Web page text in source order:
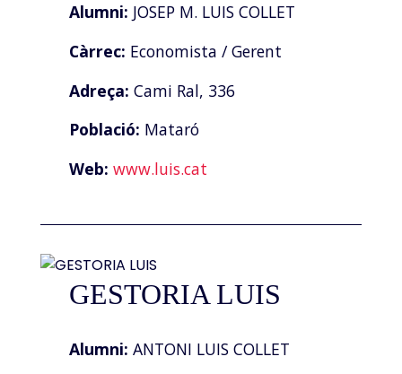
Alumni: JOSEP M. LUIS COLLET
Càrrec: Economista / Gerent
Adreça: Cami Ral, 336
Població: Mataró
Web: www.luis.cat
GESTORIA LUIS
Alumni: ANTONI LUIS COLLET